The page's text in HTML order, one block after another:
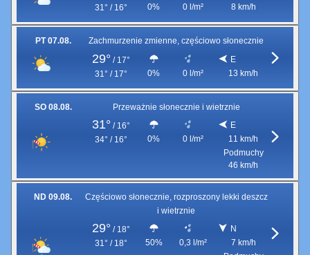
31° / 16°
0% 0 l/m²
8 km/h
PT 07.08. Zachmurzenie zmienne, częściowo słonecznie
29° / 17°
31° / 17°
0% 0 l/m²
E
13 km/h
SO 08.08. Przeważnie słonecznie i wietrznie
31° / 16°
34° / 16°
0% 0 l/m²
E
11 km/h
Podmuchy
46 km/h
ND 09.08.
Częściowo słonecznie, rozproszony lekki deszcz
i wietrznie
29° / 18°
31° / 18°
50% 0,3 l/m²
N
7 km/h